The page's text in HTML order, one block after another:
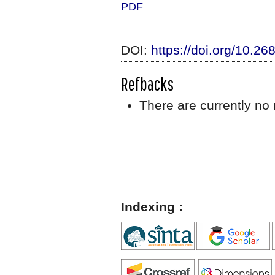
PDF
DOI: https://doi.org/
Refbacks
There are currently no
Indexing :